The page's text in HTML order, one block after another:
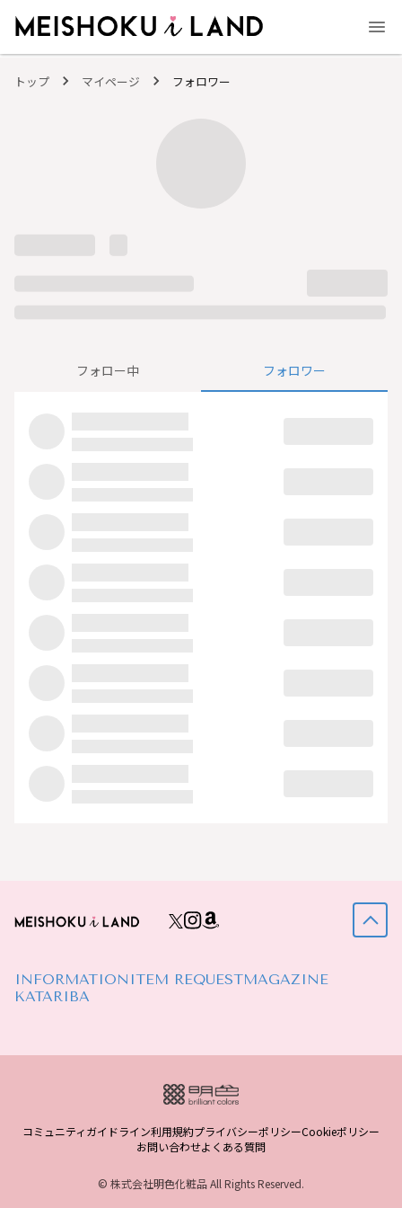
トップ マイページ フォロワー
フォロー中 フォロワー
INFORMATION ITEM REQUESTMAGAZINE
KATARIBA
コミュニティガイドライン利用規約プライバシーポリシーCookieポリシー
お問い合わせよくある質問
© 株式会社明色化粧品 All Rights Reserved.